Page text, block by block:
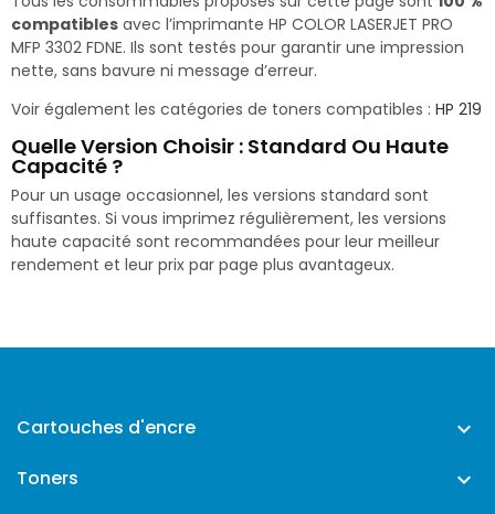
compatibles avec l’imprimante HP COLOR LASERJET PRO
MFP 3302 FDNE. Ils sont testés pour garantir une impression
nette, sans bavure ni message d’erreur.
Voir également les catégories de toners compatibles : HP 219
Quelle Version Choisir : Standard Ou Haute
Capacité ?
Pour un usage occasionnel, les versions standard sont
suffisantes. Si vous imprimez régulièrement, les versions
haute capacité sont recommandées pour leur meilleur
rendement et leur prix par page plus avantageux.
Cartouches d'encre 
Toners 